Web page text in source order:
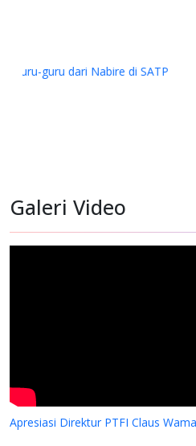
Galeri Video
Apresiasi Direktur PTFI Claus